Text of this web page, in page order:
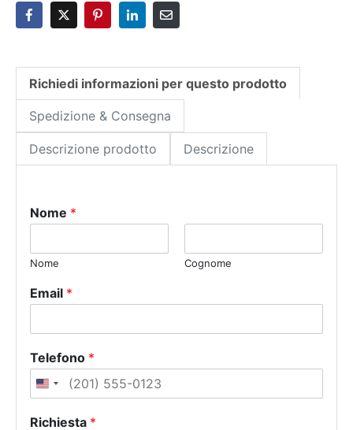
Richiedi informazioni per questo prodotto
Spedizione & Consegna
Descrizione prodotto Descrizione
Nome *
Nome Cognome
Email *
Telefono *
U
i
Richiesta *